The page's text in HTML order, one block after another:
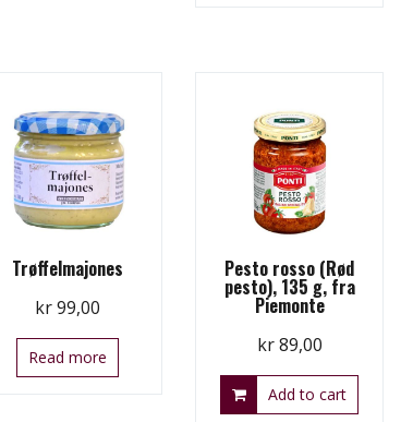
Trøffelmajones
kr99,00
Read more
Pesto rosso (Rød
pesto), 135 g, fra
Piemonte
kr89,00
Add to cart